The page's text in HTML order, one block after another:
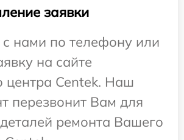
заявки
нами по телефону или
на сайте
центра Centek. Наш
перезвонит Вам для
ремонта Вашего